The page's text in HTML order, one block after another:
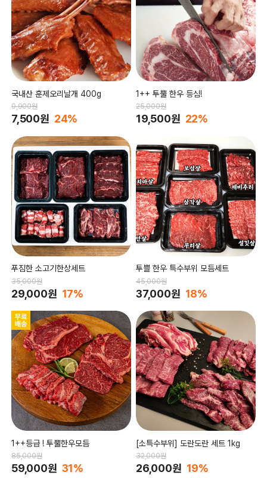
국내산 훈제오리날개 400g
9,900원
7,500원 24%
1++ 투뿔 한우 등심!
25,000원
19,500원 22%
푸짐한 소고기한상세트
35,000원
29,000원 17%
투쁠 한우 특수부위 모듬세트
45,000원
37,000원 18%
1++등급 ! 투뿔한우모듬
85,000원
59,000원 31%
[소특수부위] 도란도란 세트 1kg
32,000원
26,000원 19%